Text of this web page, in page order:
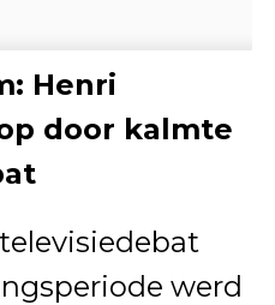
Henri
door kalmte
werd